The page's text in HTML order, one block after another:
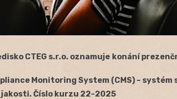
CTEG s.r.o. oznamuje konání
Monitoring System (CMS) – systém
Číslo kurzu 22-2025